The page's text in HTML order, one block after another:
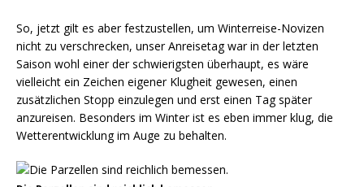
So, jetzt gilt es aber festzustellen, um Winterreise-Novizen
nicht zu verschrecken, unser Anreisetag war in der letzten
Saison wohl einer der schwierigsten überhaupt, es wäre
vielleicht ein Zeichen eigener Klugheit gewesen, einen
zusätzlichen Stopp einzulegen und erst einen Tag später
anzureisen. Besonders im Winter ist es eben immer klug, die
Wetterentwicklung im Auge zu behalten.